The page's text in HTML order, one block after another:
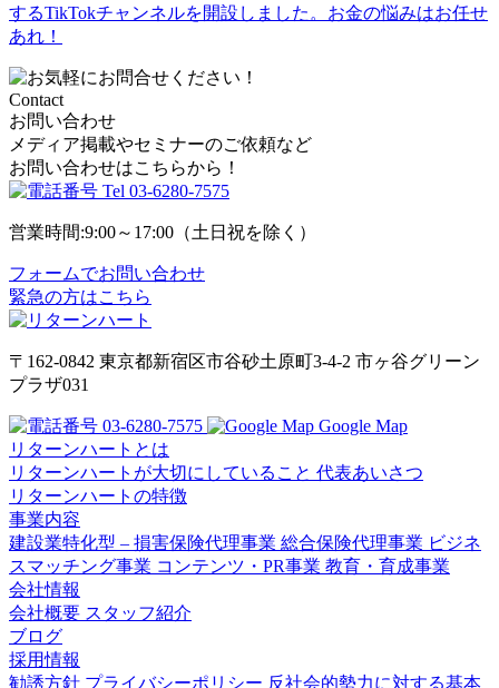
するTikTokチャンネルを開設しました。お金の悩みはお任せ
あれ！
Contact
お問い合わせ
メディア掲載やセミナーのご依頼など
お問い合わせはこちらから！
Tel 03-6280-7575
営業時間:9:00～17:00（土日祝を除く）
フォームでお問い合わせ
緊急の方はこちら
〒162-0842 東京都新宿区市谷砂土原町3-4-2 市ヶ谷グリーン
プラザ031
03-6280-7575
Google Map
リターンハートとは
リターンハートが大切にしていること 代表あいさつ
リターンハートの特徴
事業内容
建設業特化型 – 損害保険代理事業 総合保険代理事業 ビジネ
スマッチング事業 コンテンツ・PR事業 教育・育成事業
会社情報
会社概要 スタッフ紹介
ブログ
採用情報
勧誘方針 プライバシーポリシー 反社会的勢力に対する基本